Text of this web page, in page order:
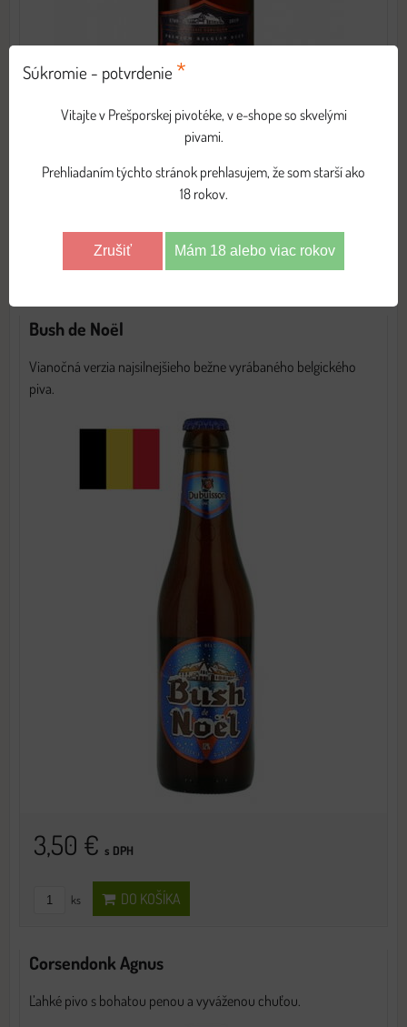
Bush de Noël
Vianočná verzia najsilnejšieho bežne vyrábaného belgického
piva.
3,50 € s DPH
ks DO KOŠÍKA
Corsendonk Agnus
Ľahké pivo s bohatou penou a vyváženou chuťou.
Súkromie - potvrdenie *
Vitajte v Prešporskej pivotéke, v e-shope so skvelými
pivami.
Prehliadaním týchto stránok prehlasujem, že som starší ako
18 rokov.
Zrušiť Mám 18 alebo viac rokov